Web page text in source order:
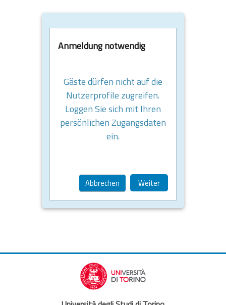
Anmeldung notwendig
Gäste dürfen nicht auf die
Nutzerprofile zugreifen.
Loggen Sie sich mit Ihren
persönlichen Zugangsdaten
ein.
Abbrechen Weiter